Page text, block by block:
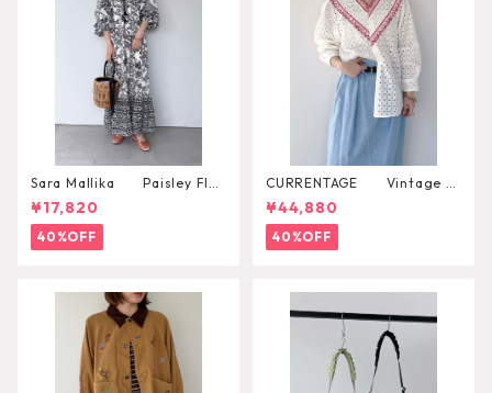
Sara Mallika Paisley Flo
wer Print Dress
¥17,820
40%OFF
CURRENTAGE Vintage L
ace Blouse
¥44,880
40%OFF